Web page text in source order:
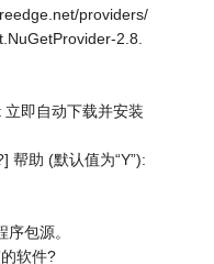
providers/
2.8.
即自动下载并安装
帮助 (默认值为“Y”):
包源。
软件?